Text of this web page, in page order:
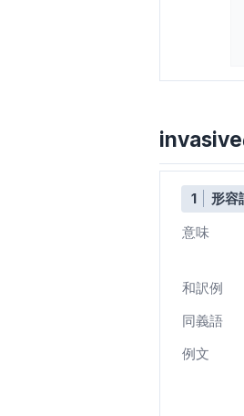
1 形容
意味
和訳例
同義語
例文